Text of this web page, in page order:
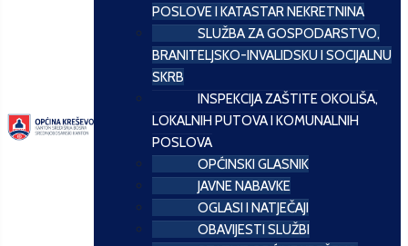
POSLOVE I KATASTAR NEKRETNINA
SLUŽBA ZA GOSPODARSTVO,
BRANITELJSKO-INVALIDSKU I SOCIJALNU
SKRB
INSPEKCIJA ZAŠTITE OKOLIŠA,
LOKALNIH PUTOVA I KOMUNALNIH
POSLOVA
OPĆINSKI GLASNIK
JAVNE NABAVKE
OGLASI I NATJEČAJI
OBAVIJESTI SLUŽBI